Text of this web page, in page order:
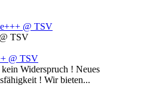
@ TSV
@ TSV
Widerspruch ! Neues
! Wir bieten...